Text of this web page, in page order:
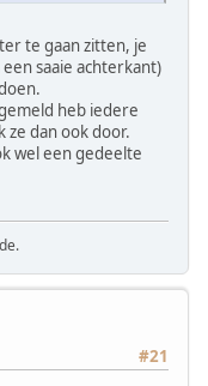
te gaan zitten, je
saaie achterkant)
heb iedere
ze dan ook door.
wel een gedeelte
#21